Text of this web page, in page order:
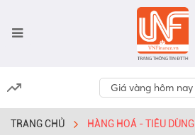
Giá vàng hôm nay
TRANG CHỦ HÀNG HOÁ - TIÊU DÙNG